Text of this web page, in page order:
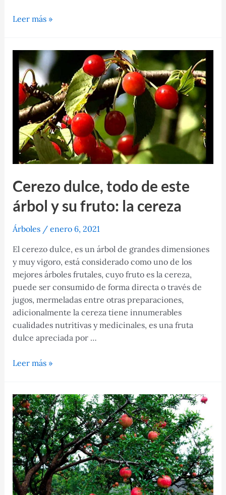
Álamo
del
árbol
que
embellece
bosques
Leer más »
Cerezo dulce, todo de este
árbol y su fruto: la cereza
Árboles/ enero 6, 2021
El cerezo dulce, es un árbol de grandes dimensiones
y muy vigoro, está considerado como uno de los
mejores árboles frutales, cuyo fruto es la cereza,
puede ser consumido de forma directa o través de
jugos, mermeladas entre otras preparaciones,
adicionalmente la cereza tiene innumerables
cualidades nutritivas y medicinales, es una fruta
dulce apreciada por …
Cerezo
de
este
árbol
y
su
fruto:
la
cereza
Leer más »